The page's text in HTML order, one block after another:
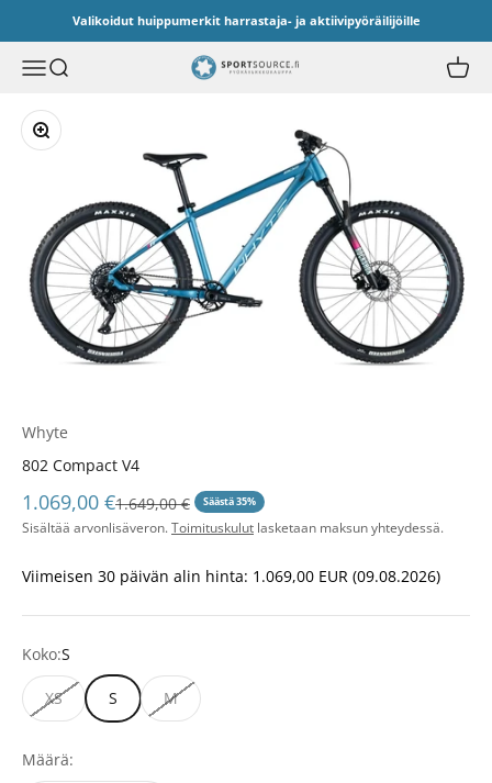
Siirry sisältöönValikoidut huippumerkit harrastaja- ja aktiivipyöräilijöille
Avaa navigointivalikko
Avaa haku Sport Source Avaa
Lähennä
Whyte
802 Compact V4
Alennushinta
1.069,00 €Normaali hinta
1.649,00 € Säästä 35%
Sisältää arvonlisäveron.Toimituskulut lasketaan maksun yhteydessä.
Viimeisen 30 päivän alin hinta: 1.069,00 EUR (09.08.2026)
Koko:S
XS S M
Määrä: